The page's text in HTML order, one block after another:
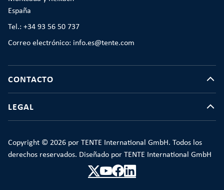
España
Tel.: +34 93 56 50 737
Correo electrónico: info.es@tente.com
CONTACTO
LEGAL
Copyright © 2026 por TENTE International GmbH. Todos los
derechos reservados. Diseñado por TENTE International GmbH